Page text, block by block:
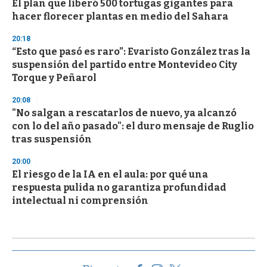
El plan que liberó 500 tortugas gigantes para
hacer florecer plantas en medio del Sahara
20:18
“Esto que pasó es raro”: Evaristo González tras la
suspensión del partido entre Montevideo City
Torque y Peñarol
20:08
"No salgan a rescatarlos de nuevo, ya alcanzó
con lo del año pasado": el duro mensaje de Ruglio
tras suspensión
20:00
El riesgo de la IA en el aula: por qué una
respuesta pulida no garantiza profundidad
intelectual ni comprensión